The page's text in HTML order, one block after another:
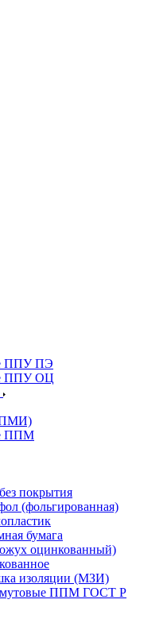
ППУ ПЭ
ППУ ОЦ
ППМ
покрытия
(фольгированная)
бумага
оцинкованный)
изоляции (МЗИ)
ППМ ГОСТ Р